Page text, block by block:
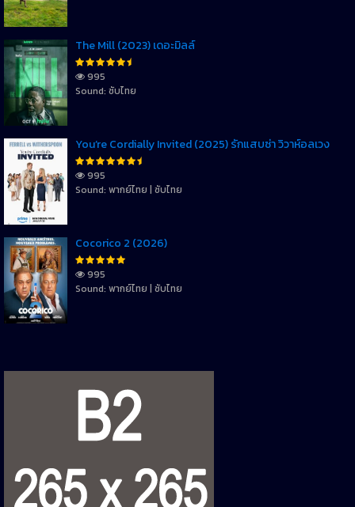
The Mill (2023) เดอะมิลล์
995
Sound: ซับไทย
You’re Cordially Invited (2025) รักแสบซ่า วิวาห์อลเวง
995
Sound: พากย์ไทย | ซับไทย
Cocorico 2 (2026)
995
Sound: พากย์ไทย | ซับไทย